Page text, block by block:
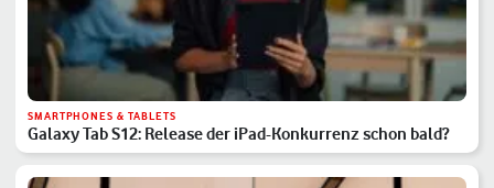
SMARTPHONES & TABLETS
Galaxy Tab S12: Release der iPad-Konkurrenz schon bald?